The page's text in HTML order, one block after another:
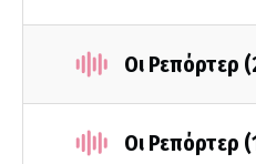
Οι Ρεπόρτερ
Οι Ρεπόρτερ